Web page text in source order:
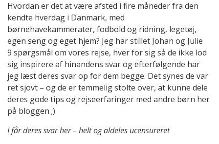
Hvordan er det at være afsted i fire måneder fra den
kendte hverdag i Danmark, med
børnehavekammerater, fodbold og ridning, legetøj,
egen seng og eget hjem? Jeg har stillet Johan og Julie
9 spørgsmål om vores rejse, hver for sig så de ikke lod
sig inspirere af hinandens svar og efterfølgende har
jeg læst deres svar op for dem begge. Det synes de var
ret sjovt – og de er temmelig stolte over, at kunne dele
deres gode tips og rejseerfaringer med andre børn her
på bloggen ;)
I får deres svar her – helt og aldeles ucensureret